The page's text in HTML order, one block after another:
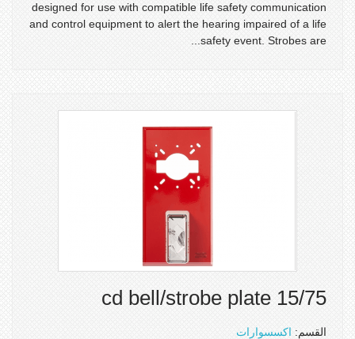
designed for use with compatible life safety communication
and control equipment to alert the hearing impaired of a life
safety event. Strobes are...
15/75 cd bell/strobe plate
القسم: اكسسوارات